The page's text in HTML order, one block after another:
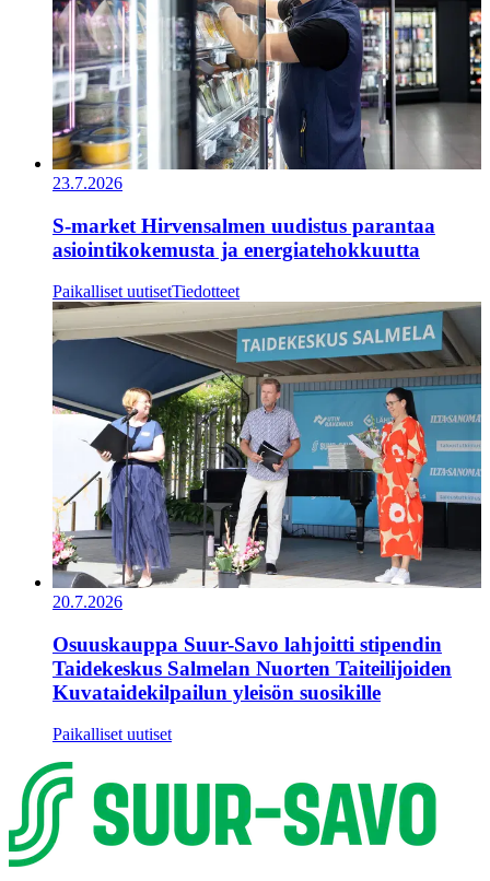
23.7.2026
S-market Hirvensalmen uudistus parantaa
asiointikokemusta ja energiatehokkuutta
Paikalliset uutisetTiedotteet
20.7.2026
Osuuskauppa Suur-Savo lahjoitti stipendin
Taidekeskus Salmelan Nuorten Taiteilijoiden
Kuvataidekilpailun yleisön suosikille
Paikalliset uutiset